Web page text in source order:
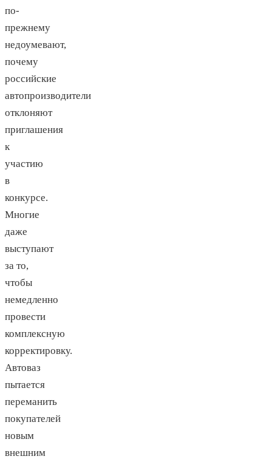
по-
прежнему
недоумевают,
почему
российские
автопроизводители
отклоняют
приглашения
к
участию
в
конкурсе.
Многие
даже
выступают
за то,
чтобы
немедленно
провести
комплексную
корректировку.
Автоваз
пытается
переманить
покупателей
новым
внешним